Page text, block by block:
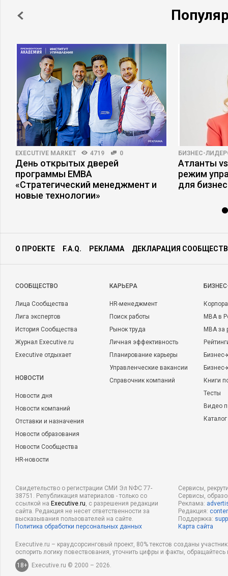
EXECUTIVE MARKET 4719 0
День открытых дверей
программы ЕМВА
«Стратегический менеджмент и
новые технологии»
БИЗНЕС-
Атланты
режим
для
О ПРОЕКТЕ F.A.Q. РЕКЛАМА ДЕКЛАРАЦИЯ
CООБЩЕСТВО
Лица Сообщества
Лига экспертов
История Сообщества
Журнал Executive.ru
Executive отдыхает
НОВОСТИ
Новости дня
Новости компаний
Отставки и назначения
Новости образования
Новости Сообщества
HR-новости
КАРЬЕРА
HR-менеджмент
Поиск работы
Рынок труда
Личная эффективность
Планирование карьеры
Управленческие вакансии
Справочник компаний
MBA в
MBA
Бизнес-
Книги
Тесты
Видео
Свидетельство о регистрации СМИ Эл NФС 77-
38751. Републикация материалов - только со
ссылкой на Executive.ru, с разрешения редакции
сайта. Редакция не несет ответственности за
высказывания пользователей на сайте.
Политика обработки персональных данных
Сервисы,
Сервисы,
Реклама:
Редакция:
Поддержка:
Карта сайта
Executive.ru – краудсорсинговый проект, 80% текстов созданы
оспорить логику повествования, уточнить цифры и факты,
18+
Executive.ru © 2000 – 2026.